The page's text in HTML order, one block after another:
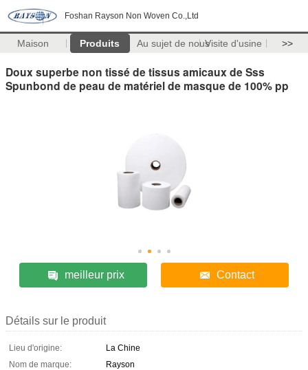
Foshan Rayson Non Woven Co.,Ltd
Maison Produits Au sujet de nousVisite d'usine >>
Doux superbe non tissé de tissus amicaux de Sss
Spunbond de peau de matériel de masque de 100% pp
meilleur prix Contact
Détails sur le produit
Lieu d'origine:
La Chine
Nom de marque:
Rayson